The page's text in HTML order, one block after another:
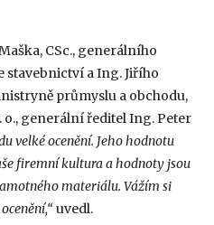
CSc., generálního
stavebnictví a Ing. Jiřího
průmyslu a obchodu,
o., generální ředitel Ing. Peter
velké ocenění. Jeho hodnotu
firemní kultura a hodnoty jsou
materiálu. Vážím si
uvedl.